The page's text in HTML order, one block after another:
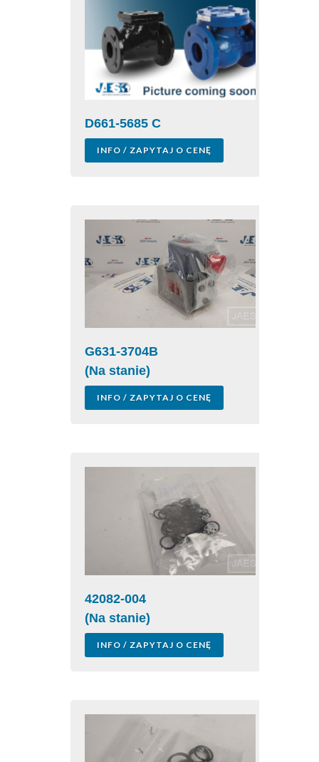
D661-5685 C
INFO / ZAPYTAJ O CENĘ
G631-3704B
(Na stanie)
INFO / ZAPYTAJ O CENĘ
42082-004
(Na stanie)
INFO / ZAPYTAJ O CENĘ